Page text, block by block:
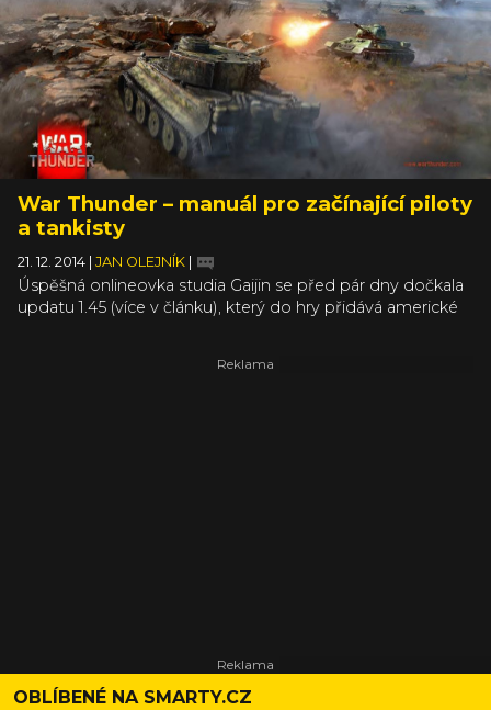
War Thunder – manuál pro začínající piloty
a tankisty
21. 12. 2014 JAN OLEJNÍK
Úspěšná onlineovka studia Gaijin se před pár dny dočkala
updatu 1.45 (více v článku), který do hry přidává americké
svátky za rohem, naskýtá se řada příležitostí, kdy si
OBLÍBENÉ NA SMARTY.CZ